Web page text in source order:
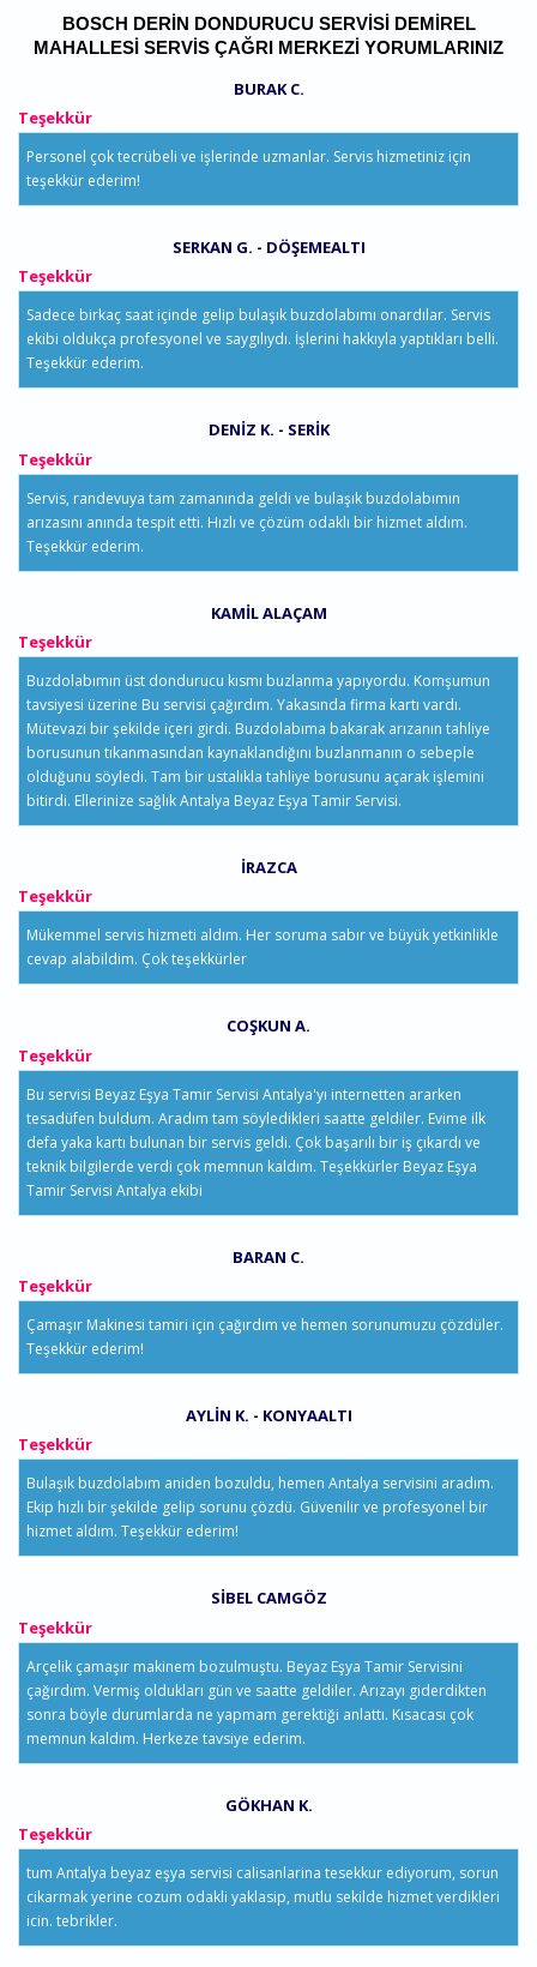
BOSCH DERIN DONDURUCU SERVISI DEMIREL
MAHALLESI SERVIS ÇAĞRI MERKEZI YORUMLARINIZ
BURAK C.
Teşekkür
Personel çok tecrübeli ve işlerinde uzmanlar. Servis hizmetiniz için
teşekkür ederim!
SERKAN G. - DÖŞEMEALTI
Teşekkür
Sadece birkaç saat içinde gelip bulaşık buzdolabımı onardılar. Servis
ekibi oldukça profesyonel ve saygılıydı. İşlerini hakkıyla yaptıkları belli.
Teşekkür ederim.
DENIZ K. - SERIK
Teşekkür
Servis, randevuya tam zamanında geldi ve bulaşık buzdolabımın
arızasını anında tespit etti. Hızlı ve çözüm odaklı bir hizmet aldım.
Teşekkür ederim.
KAMIL ALAÇAM
Teşekkür
Buzdolabımın üst dondurucu kısmı buzlanma yapıyordu. Komşumun
tavsiyesi üzerine Bu servisi çağırdım. Yakasında firma kartı vardı.
Mütevazi bir şekilde içeri girdi. Buzdolabıma bakarak arızanın tahliye
borusunun tıkanmasından kaynaklandığını buzlanmanın o sebeple
olduğunu söyledi. Tam bir ustalıkla tahliye borusunu açarak işlemini
bitirdi. Ellerinize sağlık Antalya Beyaz Eşya Tamir Servisi.
İRAZCA
Teşekkür
Mükemmel servis hizmeti aldım. Her soruma sabır ve büyük yetkinlikle
cevap alabildim. Çok teşekkürler
COŞKUN A.
Teşekkür
Bu servisi Beyaz Eşya Tamir Servisi Antalya'yı internetten ararken
tesadüfen buldum. Aradım tam söyledikleri saatte geldiler. Evime ilk
defa yaka kartı bulunan bir servis geldi. Çok başarılı bir iş çıkardı ve
teknik bilgilerde verdi çok memnun kaldım. Teşekkürler Beyaz Eşya
Tamir Servisi Antalya ekibi
BARAN C.
Teşekkür
Çamaşır Makinesi tamiri için çağırdım ve hemen sorunumuzu çözdüler.
Teşekkür ederim!
AYLIN K. - KONYAALTI
Teşekkür
Bulaşık buzdolabım aniden bozuldu, hemen Antalya servisini aradım.
Ekip hızlı bir şekilde gelip sorunu çözdü. Güvenilir ve profesyonel bir
hizmet aldım. Teşekkür ederim!
SIBEL CAMGÖZ
Teşekkür
Arçelik çamaşır makinem bozulmuştu. Beyaz Eşya Tamir Servisini
çağırdım. Vermiş oldukları gün ve saatte geldiler. Arızayı giderdikten
sonra böyle durumlarda ne yapmam gerektiği anlattı. Kısacası çok
memnun kaldım. Herkeze tavsiye ederim.
GÖKHAN K.
Teşekkür
tum Antalya beyaz eşya servisi calisanlarina tesekkur ediyorum, sorun
cikarmak yerine cozum odakli yaklasip, mutlu sekilde hizmet verdikleri
icin. tebrikler.